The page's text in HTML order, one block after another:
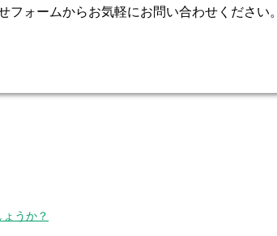
フォームからお気軽にお問い合わせください。
うか？